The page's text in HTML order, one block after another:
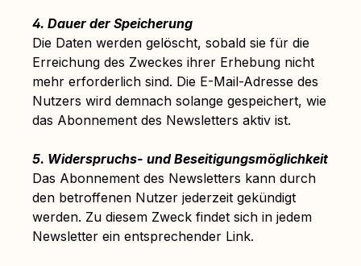
4. Dauer der Speicherung
Die Daten werden gelöscht, sobald sie für die
Erreichung des Zweckes ihrer Erhebung nicht
mehr erforderlich sind. Die E-Mail-Adresse des
Nutzers wird demnach solange gespeichert, wie
das Abonnement des Newsletters aktiv ist.
5. Widerspruchs- und Beseitigungsmöglichkeit
Das Abonnement des Newsletters kann durch
den betroffenen Nutzer jederzeit gekündigt
werden. Zu diesem Zweck findet sich in jedem
Newsletter ein entsprechender Link.